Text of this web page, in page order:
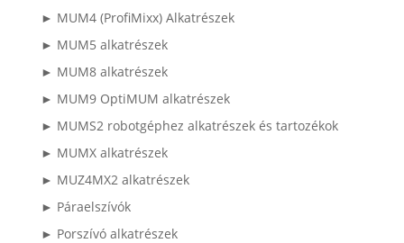
► MUM4 (ProfiMixx) Alkatrészek
► MUM5 alkatrészek
► MUM8 alkatrészek
► MUM9 OptiMUM alkatrészek
► MUMS2 robotgéphez alkatrészek és tartozékok
► MUMX alkatrészek
► MUZ4MX2 alkatrészek
► Páraelszívók
► Porszívó alkatrészek